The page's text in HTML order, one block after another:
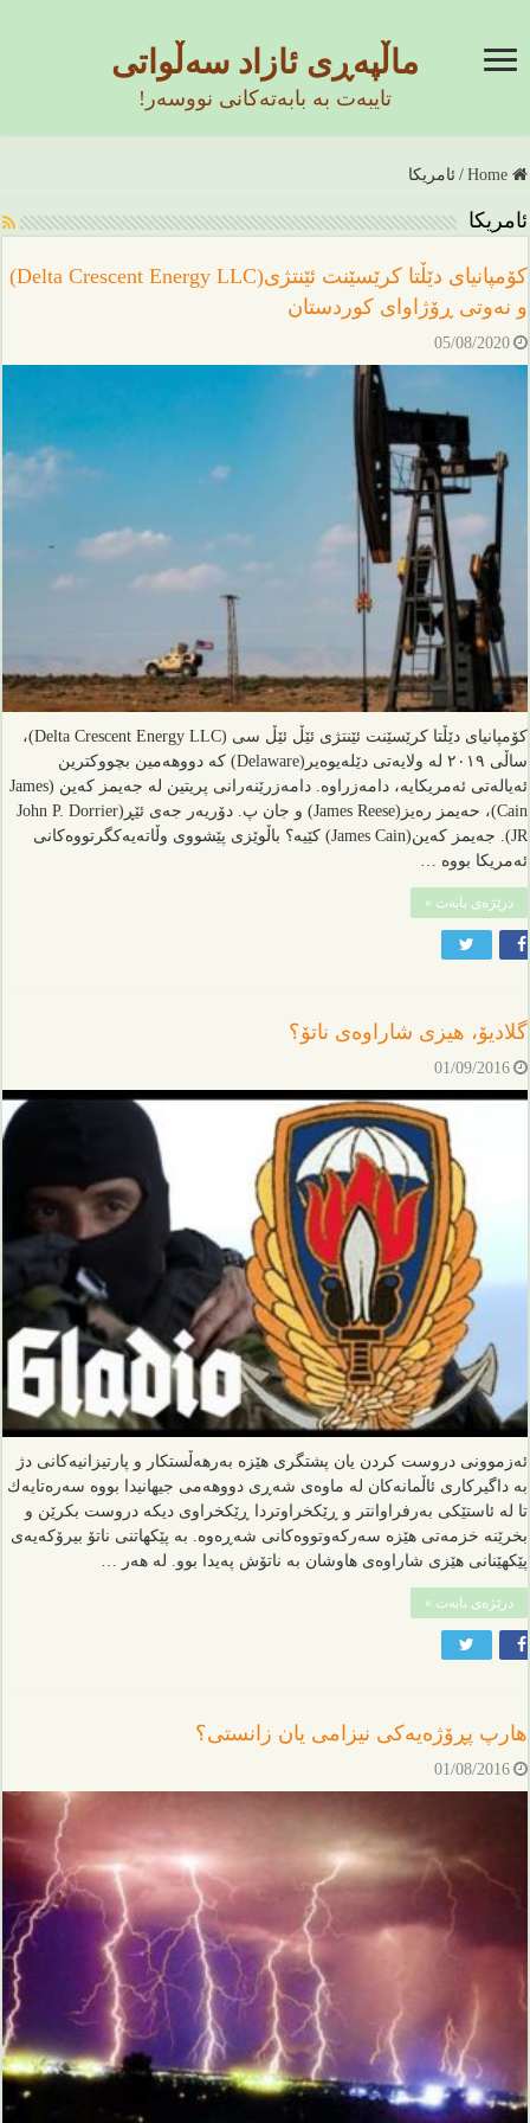
ماڵپەڕی ئازاد سەڵواتی
تایبەت بە بابەتەکانی نووسەر!
Home
/ ئامریکا
ئامریکا
کۆمپانیای دێڵتا کرێسێنت ئێنتژی(Delta Crescent Energy LLC)
و نەوتی ڕۆژاوای کوردستان
05/08/2020
کۆمپانیای دێڵتا کرێسێنت ئێنتژی ئێڵ ئێڵ سی (Delta Crescent Energy LLC)،
ساڵی ٢٠١٩ لە ولایەتی دێلەیوەیر(Delaware) کە دووهەمین بچووکترین
ئەیالەتی ئەمریکایە، دامەزراوە. دامەزرێنەرانی پریتین لە جەیمز کەین (James
Cain)، حەیمز رەیز(James Reese) و جان پ. دۆریەر جەی ئێڕ(John P. Dorrier
JR). جەیمز کەین(James Cain) کێیە؟ باڵوێزی پێشووی وڵاتەیەکگرتووەکانی
ئەمریکا بووە …
درێژەی بابەت »
گلادیۆ، هيزی شاراوەی ناتۆ؟
01/09/2016
ئه‌زموونی دروست كردن یان پشتگری هێزه‌ به‌رهه‌ڵستكار و پارتیزانیه‌كانی دژ
به‌ داگیركاری ئاڵمانه‌كان له‌ ماوه‌ی شه‌ڕی دووهه‌می جیهانیدا بووه‌ سه‌ره‌تایه‌ك
تا له‌ ئاستێكی به‌رفراوانتر و ڕێكخراوتردا ڕێكخراوی دیكه‌ دروست بكرێن و
بخرێنه‌ خزمه‌تی هێزه‌ سه‌ركه‌وتووه‌كانی شه‌ڕه‌وه‌. به‌ پێكهاتنی ناتۆ بیرۆكه‌یه‌ی
پێكهێنانی هێزی شاراوه‌ی هاوشان به‌ ناتۆش په‌یدا بوو. له‌ هه‌ر …
درێژەی بابەت »
هارپ پڕۆژەیەکی نیزامی یان زانستی؟
01/08/2016